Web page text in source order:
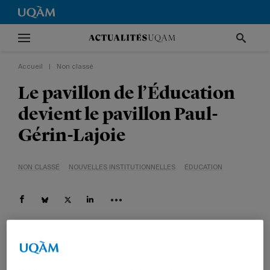
Accueil Non classé
Le pavillon de l’Éducation
devient le pavillon Paul-
Gérin-Lajoie
NON CLASSÉ NOUVELLES INSTITUTIONNELLES ÉDUCATION